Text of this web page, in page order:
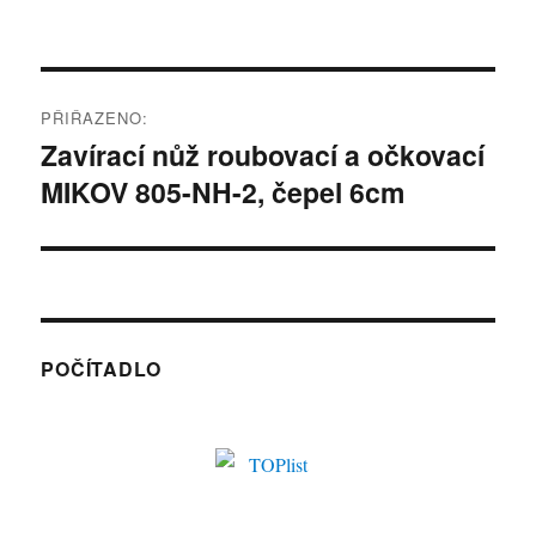
pro
příspěvek
PŘIŘAZENO:
Zavírací nůž roubovací a očkovací
MIKOV 805-NH-2, čepel 6cm
POČÍTADLO